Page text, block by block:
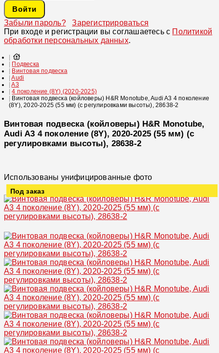
Войти
Забыли пароль?
Зарегистрироваться
При входе и регистрации вы соглашаетесь с Политикой
обработки персональных данных.
Подвеска
Винтовая подвеска
Audi
A3
4 поколение (8Y) (2020-2025)
Винтовая подвеска (койловеры) H&R Monotube, Audi A3 4 поколение
(8Y), 2020-2025 (55 мм) (с регулировками высоты), 28638-2
Винтовая подвеска (койловеры) H&R Monotube,
Audi A3 4 поколение (8Y), 2020-2025 (55 мм) (с
регулировками высоты), 28638-2
Использованы унифицированные фото
Под заказ